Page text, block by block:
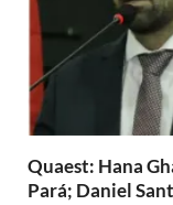
Quaest: Hana
Pará; Daniel